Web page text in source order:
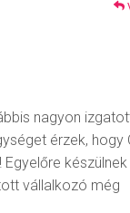
nagyon
érzek, hogy
készülnek
vállalkozó még